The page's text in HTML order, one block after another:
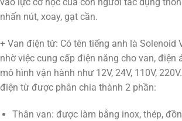
nhấn nút, xoay, gạt cần.
+ Van điện từ: Có tên tiếng anh là Solenoid
nhờ việc cung cấp điện năng cho van, điện
mô hình vận hành như 12V, 24V, 110V,
điện từ được phân chia thành 2 phần:
Thân van: được làm bằng inox, thép,